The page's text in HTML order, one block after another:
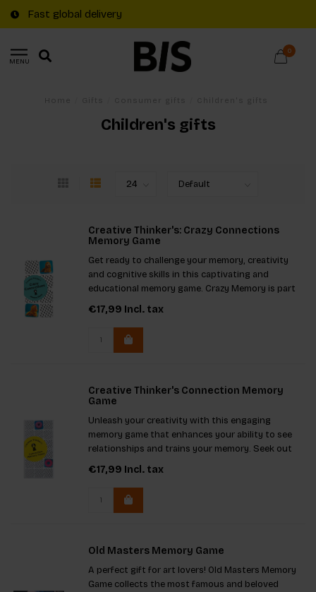
Fast global delivery
MENU
0
Children's gifts
Creative Thinker's: Crazy Connections
Memory Game
Get ready to challenge your memory, creativity
and cognitive skills in this captivating and
educational memory game. Crazy Memory is part
of the popular Creative Thinkers Series.
€17,99 Incl. tax
Creative Thinker's Connection Memory
Game
Unleash your creativity with this engaging
memory game that enhances your ability to see
relationships and trains your memory. Seek out
pairs of matching cards adorned with striking
observational art photos. Challenge yourself to
view objects in fresh way
€17,99 Incl. tax
Old Masters Memory Game
A perfect gift for art lovers! Old Masters Memory
Game collects the most famous and beloved